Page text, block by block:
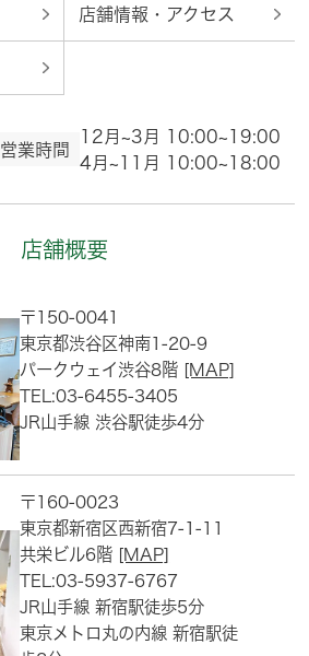
店舗情報・アクセス
営業時間
12月~3月 10:00~19:00
4月~11月 10:00~18:00
店舗概要
〒150-0041
東京都渋谷区神南1-20-9
パークウェイ渋谷8階 [MAP]
TEL:03-6455-3405
JR山手線 渋谷駅徒歩4分
〒160-0023
東京都新宿区西新宿7-1-11
共栄ビル6階 [MAP]
TEL:03-5937-6767
JR山手線 新宿駅徒歩5分
東京メトロ丸の内線 新宿駅徒